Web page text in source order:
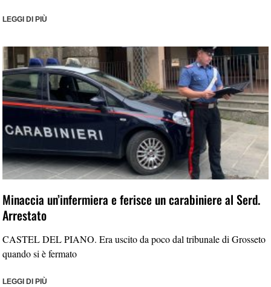
LEGGI DI PIÙ
Minaccia un’infermiera e ferisce un carabiniere al Serd.
Arrestato
CASTEL DEL PIANO. Era uscito da poco dal tribunale di Grosseto
quando si è fermato
LEGGI DI PIÙ